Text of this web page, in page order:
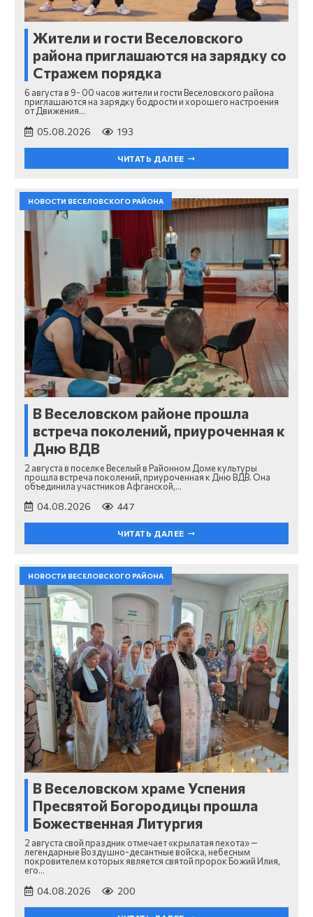
Жители и гости Веселовского
района приглашаются на зарядку со
Стражем порядка
6 августа в 9- 00 часов жители и гости Веселовского района
приглашаются на зарядку бодрости и хорошего настроения
от Движения…
05.08.2026 193
ЧИТАТЬ ДАЛЕЕ
НОВОСТИ ВЕСЕЛОВСКОГО РАЙОНА
В Веселовском районе прошла
встреча поколений, приуроченная к
Дню ВДВ
2 августа в поселке Веселый в Районном Доме культуры
прошла встреча поколений, приуроченная к Дню ВДВ. Она
объединила участников Афганской,…
04.08.2026 447
ЧИТАТЬ ДАЛЕЕ
НОВОСТИ ВЕСЕЛОВСКОГО РАЙОНА
В Веселовском храме Успения
Пресвятой Богородицы прошла
Божественная Литургия
2 августа свой праздник отмечает «крылатая пехота» —
легендарные Воздушно-десантные войска, небесным
покровителем которых является святой пророк Божий Илия,
его…
04.08.2026 200